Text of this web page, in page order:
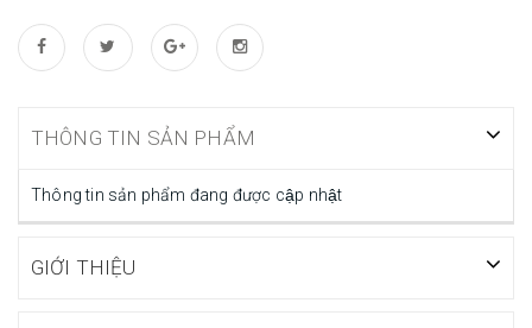
THÔNG TIN SẢN PHẨM
Thông tin sản phẩm đang được cập nhật
GIỚI THIỆU